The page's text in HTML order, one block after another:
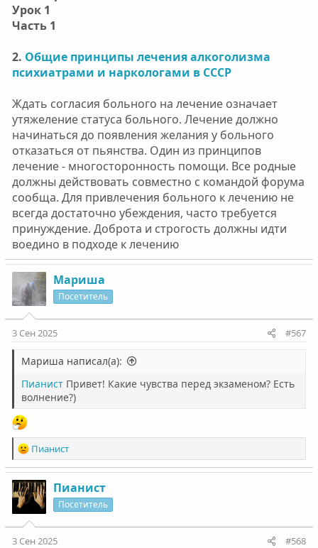
Урок 1
Часть 1
2. Общие принципы лечения алкоголизма
психиатрами и наркологами в СССР
Ждать согласия больного на лечение означает
утяжеление статуса больного. Лечение должно
начинаться до появления желания у больного
отказаться от пьянства. Один из принципов
лечение - многосторонность помощи. Все родные
должны действовать совместно с командой форума
сообща. Для привлечения больного к лечению не
всегда достаточно убеждения, часто требуется
принуждение. Доброта и строгость должны идти
воедино в подходе к лечению
Мариша
Посетитель
3 Сен 2025 #567
Мариша написал(а):
ПианистПривет! Какие чувства перед экзаменом? Есть
волнение?)
Р
е
а
к
ц
и
и
:
Пианист
Пианист
Посетитель
3 Сен 2025 #568